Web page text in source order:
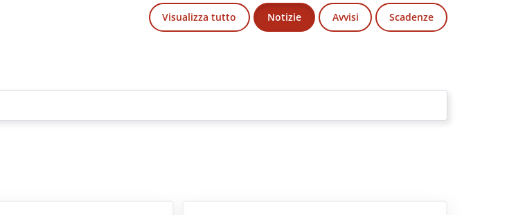
Visualizza tutto Notizie Avvisi Scadenze